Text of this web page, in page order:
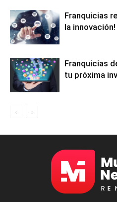
Franquicias
la innovación!
Franquicias
tu próxima